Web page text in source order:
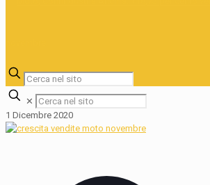
✕
1 Dicembre 2020